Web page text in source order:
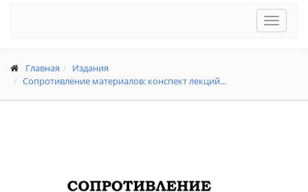
Toggle
Главная
Издания
Сопротивление материалов: конспект лекций...